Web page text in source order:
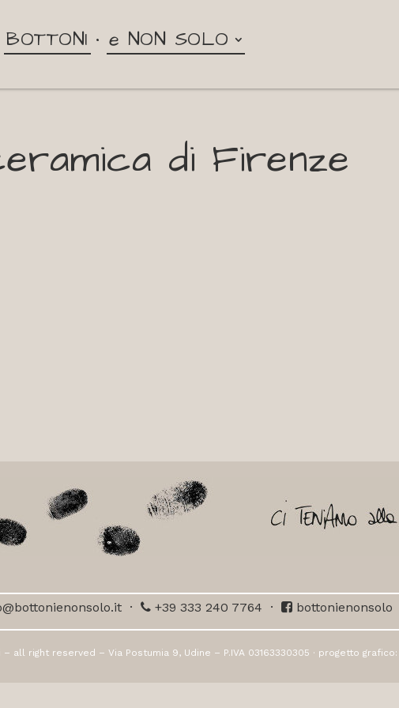
BOTTONI e NON SOLO
di Firenze
· +39 333 240 7764 · bottonienonsolo
– all right reserved – Via Postumia 9, Udine – P.IVA 03163330305 · progetto grafico: